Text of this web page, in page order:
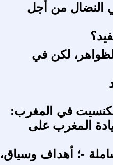
النضال من أجل
لكن في
في المغرب:
المغرب على
-؛ أهداف وسياق،